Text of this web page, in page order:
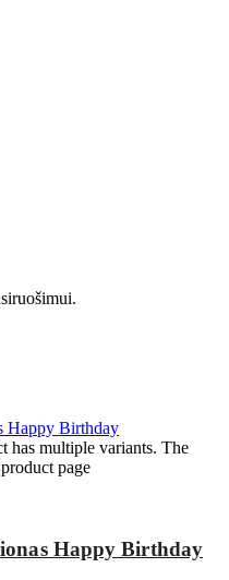
has multiple variants. The
page
Happy Birthday